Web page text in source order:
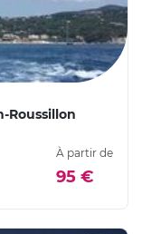
Roussillon
À partir de
95 €